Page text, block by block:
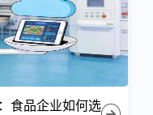
食品企业如何选